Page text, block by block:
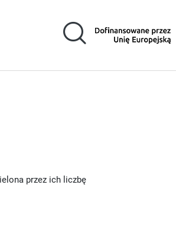
przez ich liczbę